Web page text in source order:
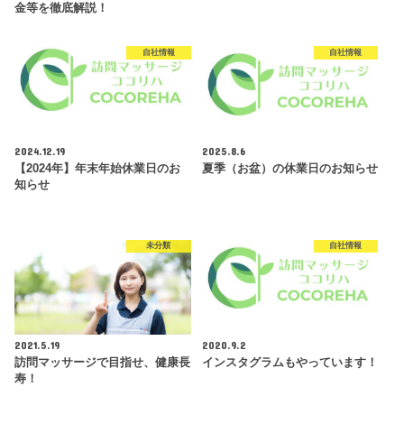
金等を徹底解説！
自社情報
2024.12.19
【2024年】年末年始休業日のお
知らせ
自社情報
2025.8.6
夏季（お盆）の休業日のお知らせ
未分類
2021.5.19
訪問マッサージで目指せ、健康長
寿！
自社情報
2020.9.2
インスタグラムもやっています！